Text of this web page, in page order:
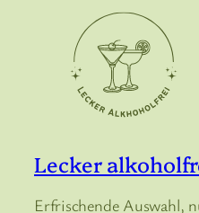
Lecker
Erfrischende Auswahl,